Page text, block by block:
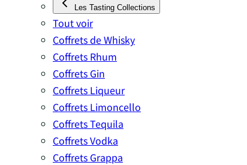
Les Tasting Collections
Tout voir
Coffrets de Whisky
Coffrets Rhum
Coffrets Gin
Coffrets Liqueur
Coffrets Limoncello
Coffrets Tequila
Coffrets Vodka
Coffrets Grappa